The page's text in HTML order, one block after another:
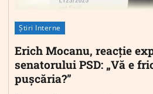
Știri Interne
Erich Mocanu, reacție
senatorului PSD: „Vă e
pușcăria?”